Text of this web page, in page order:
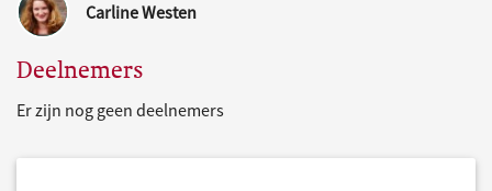
Carline Westen
Deelnemers
Er zijn nog geen deelnemers